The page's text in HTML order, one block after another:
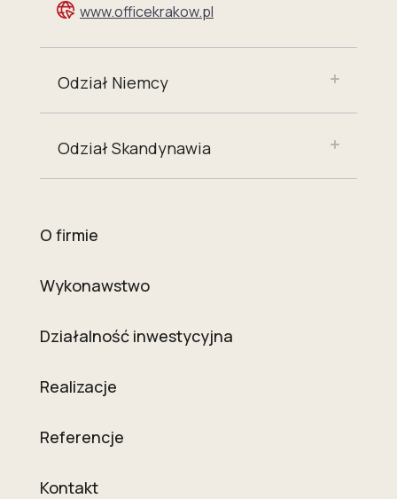
www.officekrakow.pl
Odział Niemcy
Odział Skandynawia
O firmie
Wykonawstwo
Działalność inwestycyjna
Realizacje
Referencje
Kontakt